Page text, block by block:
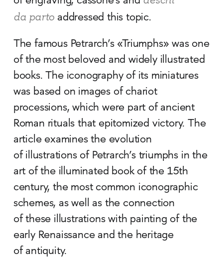
da parto addressed this topic.
The famous Petrarch’s «Triumphs» was one
of the most beloved and widely illustrated
books. The iconography of its miniatures
was based on images of chariot
processions, which were part of ancient
Roman rituals that epitomized victory. The
article examines the evolution
of illustrations of Petrarch’s triumphs in the
art of the illuminated book of the 15th
century, the most common iconographic
schemes, as well as the connection
of these illustrations with painting of the
early Renaissance and the heritage
of antiquity.